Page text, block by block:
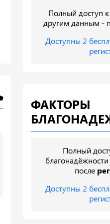
Полный доступ
другим данным -
Доступны 2
ФАКТОРЫ
Полный
после
Доступны 2